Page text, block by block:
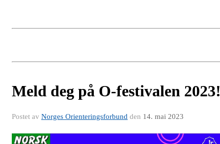
Meld deg på O-festivalen
Postet av Norges Orienteringsforbund den 14. mai 2023